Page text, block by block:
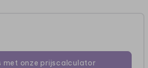
met onze prijscalculator